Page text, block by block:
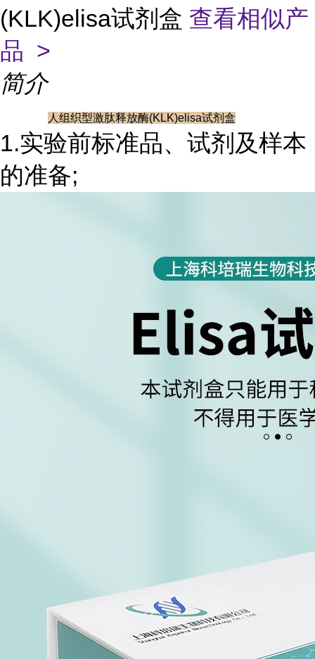
(KLK)elisa试剂盒 查看相似产
品 >
简介
人组织型激肽释放酶(KLK)elisa试剂盒
1.实验前标准品、试剂及样本
的准备;